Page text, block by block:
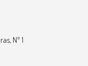
Nº 1